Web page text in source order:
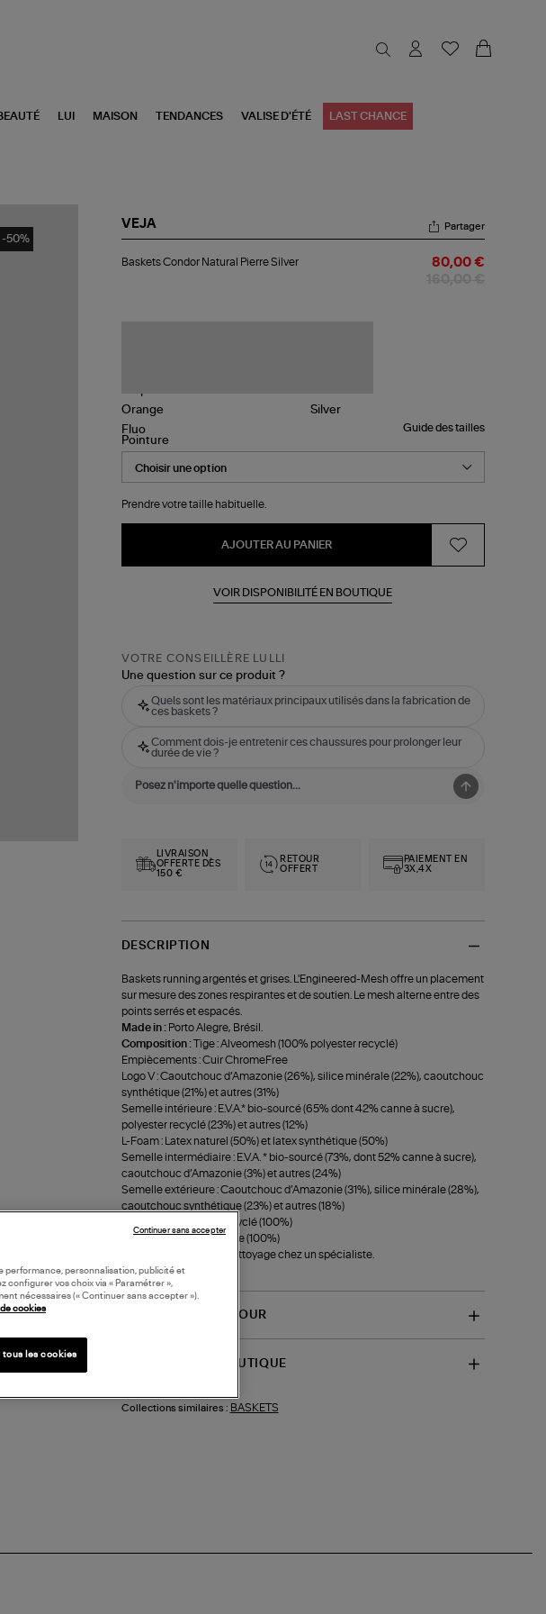
LUI MAISON TENDANCES VALISE D'ÉTÉ LAST CHANCE
-50%
VEJA
Condor
Partager
Baskets Condor Natural Pierre Silver 80,00 €
Guide des tailles
Pointure
Prendre votre taille habituelle.
AJOUTER AU PANIER
VOIR DISPONIBILITÉ EN BOUTIQUE
VOTRE CONSEILLÈRE LULLI
Une question sur ce produit ?
Quels sont les matériaux principaux utilisés dans la fabrication de
ces baskets ?
Comment dois-je entretenir ces chaussures pour prolonger leur
durée de vie ?
LIVRAISON
OFFERTE DÈS
150 €
RETOUR
OFFERT
PAIEMENT EN
3X,4X
DESCRIPTION
Baskets running argentés et grises. L'Engineered-Mesh offre un placement
sur mesure des zones respirantes et de soutien. Le mesh alterne entre des
points serrés et espacés.
Made in : Porto Alegre, Brésil.
Composition :Tige : Alveomesh (100% polyester recyclé)
Empiècements : Cuir ChromeFree
Logo V : Caoutchouc d’Amazonie (26%), silice minérale (22%), caoutchouc
synthétique (21%) et autres (31%)
Semelle intérieure : E.V.A.* bio-sourcé (65% dont 42% canne à sucre),
polyester recyclé (23%) et autres (12%)
L-Foam : Latex naturel (50%) et latex synthétique (50%)
Semelle intermédiaire : E.V.A. * bio-sourcé (73%, dont 52% canne à sucre),
caoutchouc d’Amazonie (3%) et autres (24%)
Semelle extérieure : Caoutchouc d’Amazonie (31%), silice minérale (28%),
caoutchouc synthétique (23%) et autres (18%)
Doublure : Polyester recyclé (100%)
Lacets : Coton biologique (100%)
Nettoyage chez un spécialiste.
(ref-CO1820469A)
LIVRAISON ET RETOUR
DISPONIBILITÉ BOUTIQUE
Collections similaires : BASKETS
performance, personnalisation, publicité et
configurer vos choix via « Paramétrer »,
nécessaires (« Continuer sans accepter »).
cookies
les cookies
Continuer sans accepter